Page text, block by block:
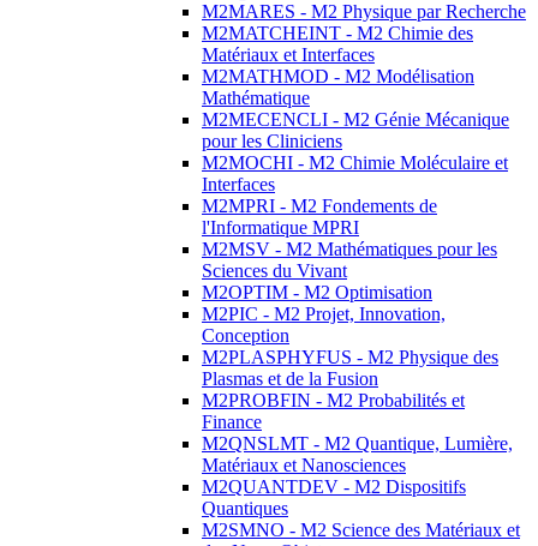
M2MARES - M2 Physique par Recherche
M2MATCHEINT - M2 Chimie des
Matériaux et Interfaces
M2MATHMOD - M2 Modélisation
Mathématique
M2MECENCLI - M2 Génie Mécanique
pour les Cliniciens
M2MOCHI - M2 Chimie Moléculaire et
Interfaces
M2MPRI - M2 Fondements de
l'Informatique MPRI
M2MSV - M2 Mathématiques pour les
Sciences du Vivant
M2OPTIM - M2 Optimisation
M2PIC - M2 Projet, Innovation,
Conception
M2PLASPHYFUS - M2 Physique des
Plasmas et de la Fusion
M2PROBFIN - M2 Probabilités et
Finance
M2QNSLMT - M2 Quantique, Lumière,
Matériaux et Nanosciences
M2QUANTDEV - M2 Dispositifs
Quantiques
M2SMNO - M2 Science des Matériaux et